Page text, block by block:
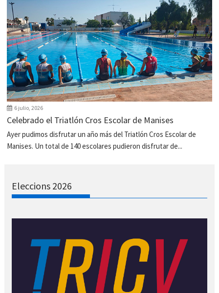
6 julio, 2026
Celebrado el Triatlón Cros Escolar de Manises
Ayer pudimos disfrutar un año más del Triatlón Cros Escolar de
Manises. Un total de 140 escolares pudieron disfrutar de...
Eleccions 2026